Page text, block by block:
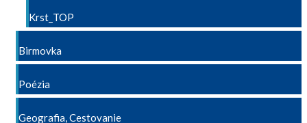
Krst_TOP
Birmovka
Poézia
Geografia, Cestovanie